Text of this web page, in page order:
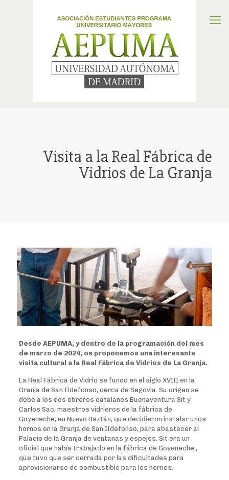
Visita a la Real Fábrica de
Vidrios de La Granja
Desde AEPUMA, y dentro de la programación del mes
de marzo de 2024, os proponemos una interesante
visita cultural a la Real Fábrica de Vidrios de La Granja.
La Real Fábrica de Vidrio se fundó en el siglo XVIII en la
Granja de San IIdefonso, cerca de Segovia. Su origen se
debe a los dos obreros catalanes Buenaventura Sit y
Carlos Sac, maestros vidrieros de la fábrica de
Goyeneche, en Nuevo Baztán, que decidieron instalar unos
hornos en la Granja de San IIdefonso, para abastecer al
Palacio de la Granja de ventanas y espejos. Sit era un
oficial que había trabajado en la fábrica de Goyeneche ,
que tuvo que ser cerrada por las dificultades para
aprovisionarse de combustible para los hornos.